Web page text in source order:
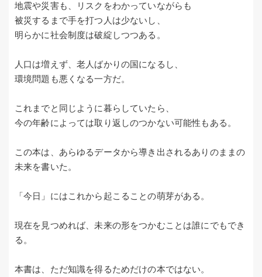
地震や災害も、リスクをわかっていながらも
被災するまで手を打つ人は少ないし、
明らかに社会制度は破綻しつつある。
人口は増えず、老人ばかりの国になるし、
環境問題も悪くなる一方だ。
これまでと同じように暮らしていたら、
今の年齢によっては取り返しのつかない可能性もある。
この本は、あらゆるデータから導き出されるありのままの
未来を書いた。
「今日」にはこれから起こることの萌芽がある。
現在を見つめれば、未来の形をつかむことは誰にでもでき
る。
本書は、ただ知識を得るためだけの本ではない。